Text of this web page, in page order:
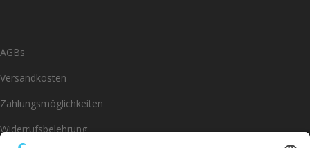
AGBs
Versandkosten
Zahlungsmöglichkeiten
Widerrufsbelehrung